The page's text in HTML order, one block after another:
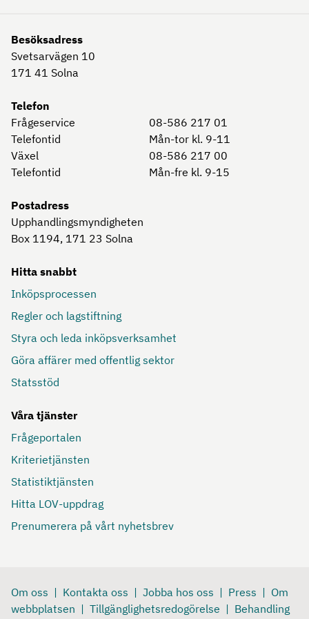
Besöksadress
Svetsarvägen 10
171 41 Solna
Telefon
Frågeservice
08-586 217 01
Telefontid
Mån-tor kl. 9-11
Växel
08-586 217 00
Telefontid
Mån-fre kl. 9-15
Postadress
Upphandlingsmyndigheten
Box 1194, 171 23 Solna
Hitta snabbt
Inköpsprocessen
Regler och lagstiftning
Styra och leda inköpsverksamhet
Göra affärer med offentlig sektor
Statsstöd
Våra tjänster
Frågeportalen
Kriterietjänsten
Statistiktjänsten
Hitta LOV-uppdrag
Prenumerera på vårt nyhetsbrev
Om oss Kontakta oss Jobba hos oss Press
Om
webbplatsen
Tillgänglighetsredogörelse
Behandling